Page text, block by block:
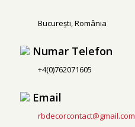
București, România
Numar Telefon
+4(0)762071605
Email
rbdecorcontact@gmail.com